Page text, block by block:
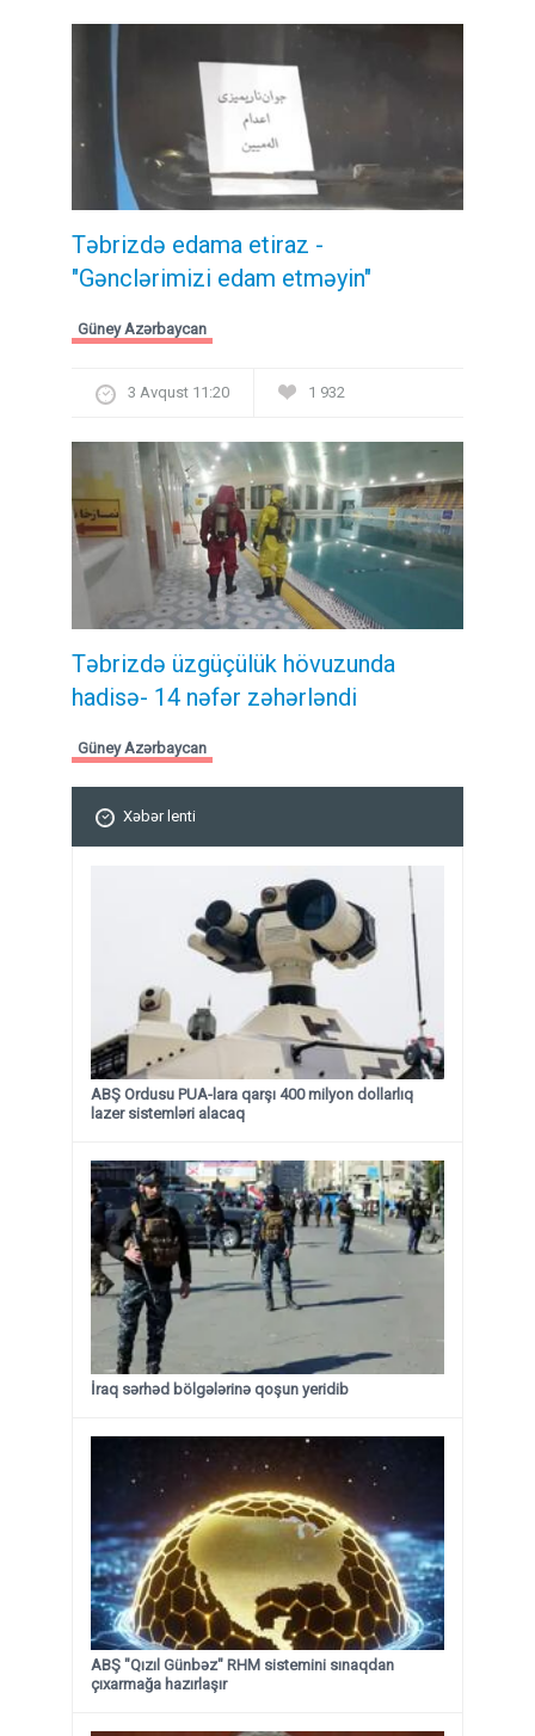
Təbrizdə edama etiraz -
"Gənclərimizi edam etməyin"
Güney Azərbaycan
3 Avqust 11:20 1 932
Təbrizdə üzgüçülük hövuzunda
hadisə- 14 nəfər zəhərləndi
Güney Azərbaycan
Xəbər lenti
ABŞ Ordusu PUA-lara qarşı 400 milyon dollarlıq
lazer sistemləri alacaq
İraq sərhəd bölgələrinə qoşun yeridib
ABŞ "Qızıl Günbəz" RHM sistemini sınaqdan
çıxarmağa hazırlaşır